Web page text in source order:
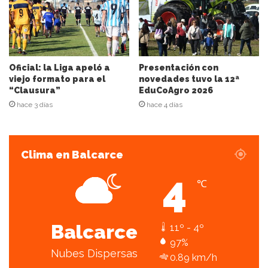
o
r
r
e
o
e
l
e
c
n
Oficial: la Liga apeló a
viejo formato para el
“Clausura”
hace 3 días
Presentación con
novedades tuvo la 12ª
EduCoAgro 2026
hace 4 días
Clima en Balcarce
Balcarce
Nubes Dispersas
4 ℃
11º - 4º
97%
0.89 km/h